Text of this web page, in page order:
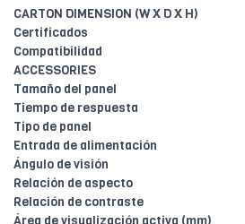
CARTON DIMENSION (W X D X H)
Certificados
Compatibilidad
ACCESSORIES
Tamaño del panel
Tiempo de respuesta
Tipo de panel
Entrada de alimentación
Ángulo de visión
Relación de aspecto
Relación de contraste